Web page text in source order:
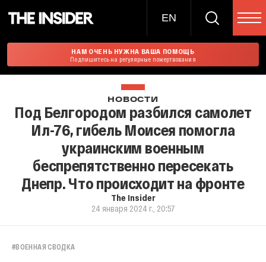
EN
НАМ ОЧЕНЬ НУЖНА ВАША ПОМОЩЬ
Подпишитесь на регулярные пожертвования
НОВОСТИ
Под Белгородом разбился самолет
Ил-76, гибель Моисея помогла
украинским военным
беспрепятственно пересекать
Днепр. Что происходит на фронте
The Insider
24 января 2024 г., 20:57
#ВОЕННАЯ СВОДКА